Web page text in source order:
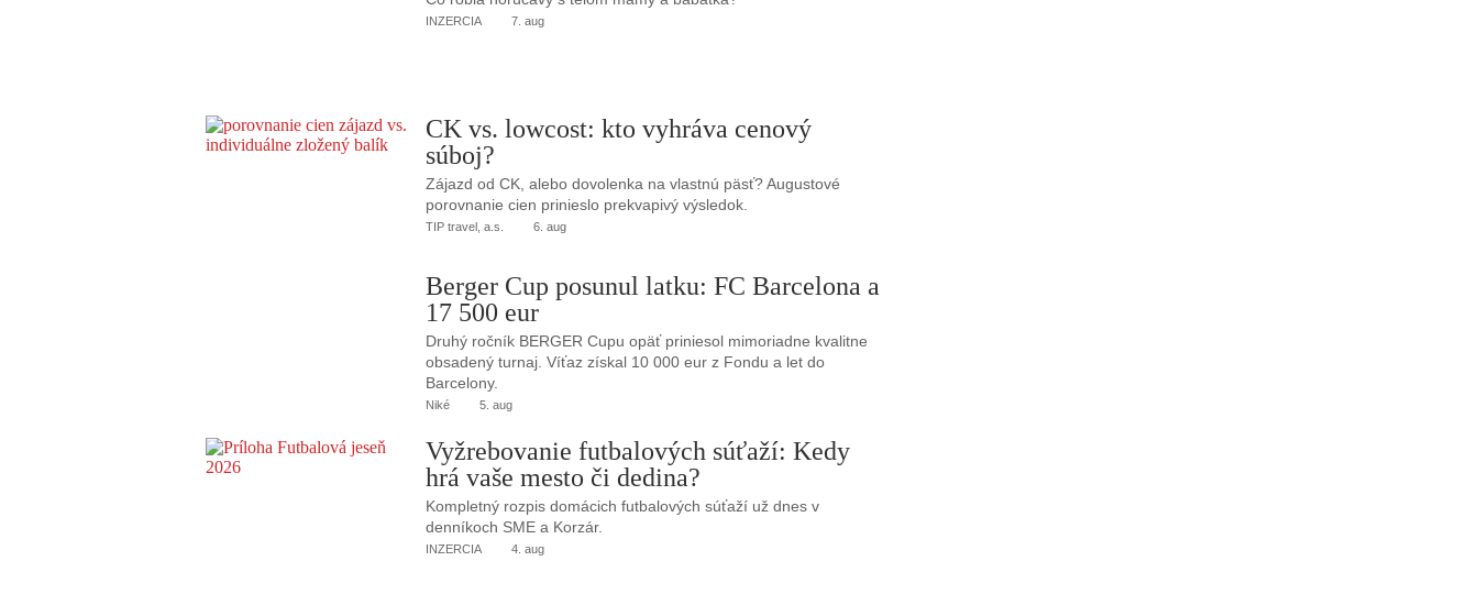
INZERCIA 7. aug
CK vs. lowcost: kto vyhráva cenový
súboj?
Zájazd od CK, alebo dovolenka na vlastnú päsť? Augustové
porovnanie cien prinieslo prekvapivý výsledok.
TIP travel, a.s. 6. aug
Berger Cup posunul latku: FC Barcelona a
17 500 eur
Druhý ročník BERGER Cupu opäť priniesol mimoriadne kvalitne
obsadený turnaj. Víťaz získal 10 000 eur z Fondu a let do
Barcelony.
Niké 5. aug
Vyžrebovanie futbalových súťaží: Kedy
hrá vaše mesto či dedina?
Kompletný rozpis domácich futbalových súťaží už dnes v
denníkoch SME a Korzár.
INZERCIA 4. aug